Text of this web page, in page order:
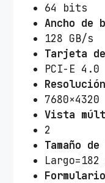
64 bits
Ancho de
128 GB/s
Tarjeta
PCI-E 4.0
7680×4320
Vista
2
Tamaño
Largo=182